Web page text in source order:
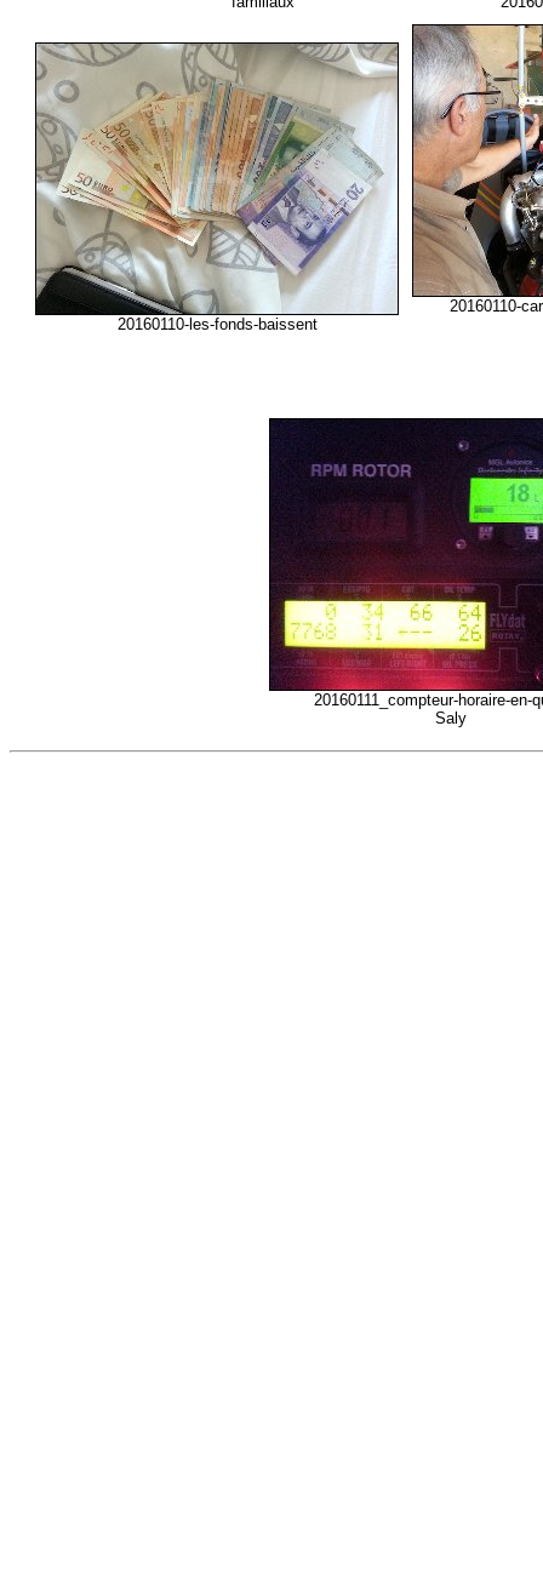
20160110-les-fonds-baissent
20160110-
20160111_compteur-horaire-en-
Saly